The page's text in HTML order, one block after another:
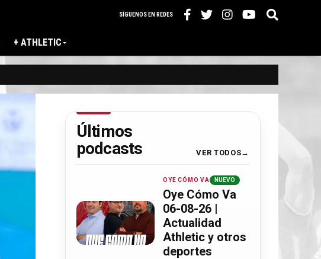
SÍGUENOS EN REDES
+ ATHLETIC
Últimos
podcasts
VER TODOS
OYE CÓMO VA NUEVO
Oye Cómo Va
06-08-26 |
Actualidad
Athletic y otros
deportes